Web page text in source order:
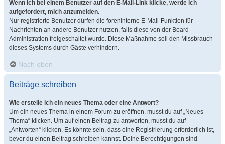
Wenn ich bei einem Benutzer auf den E-Mail-Link klicke, werde ich
aufgefordert, mich anzumelden.
Nur registrierte Benutzer dürfen die foreninterne E-Mail-Funktion für
Nachrichten an andere Benutzer nutzen, falls diese von der Board-
Administration freigeschaltet wurde. Diese Maßnahme soll den Missbrauch
dieses Systems durch Gäste verhindern.
Nach oben
Beiträge schreiben
Wie erstelle ich ein neues Thema oder eine Antwort?
Um ein neues Thema in einem Forum zu eröffnen, musst du auf „Neues
Thema“ klicken. Um auf einen Beitrag zu antworten, musst du auf
„Antworten“ klicken. Es könnte sein, dass eine Registrierung erforderlich ist,
bevor du einen Beitrag schreiben kannst. Deine Berechtigungen sind